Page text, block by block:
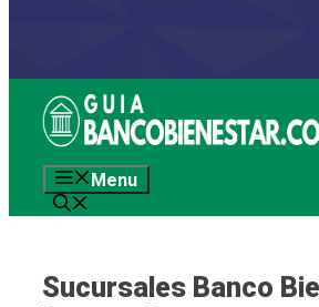
contenido
Menu
Sucursales Banco